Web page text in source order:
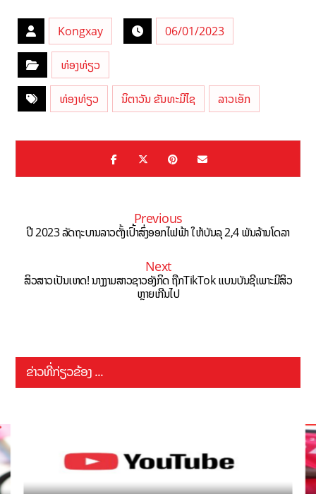
Kongxay 06/01/2023
ທ່ອງທ່ຽວ
ທ່ອງທ່ຽວ ນິຕາວັນ ຂັນທະມີໄຊ ລາວເອັກ
Previous
ປີ 2023 ລັດຖະບານລາວຕັ້ງເປົ້າສົ່ງອອກໄຟຟ້າ ໃຫ້ບັນລຸ 2,4 ພັນລ້ານໂດລາ
Next
ສິວສາວເປັນເຫດ! ນາງງາມສາວຊາວອັງກິດ ຖືກTikTok ແບນບັນຊີເພາະມີສິວ
ຫຼາຍເກີນໄປ
ຂ່າວທີ່ກ່ຽວຂ້ອງ ...